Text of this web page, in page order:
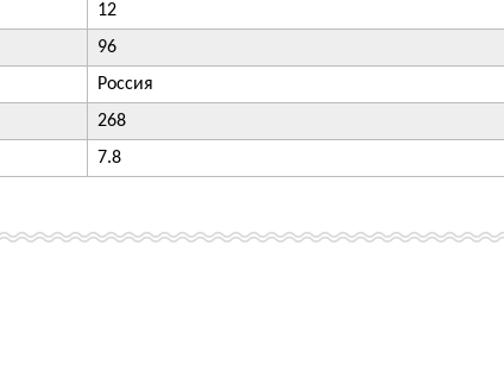
12
96
Россия
268
7.8